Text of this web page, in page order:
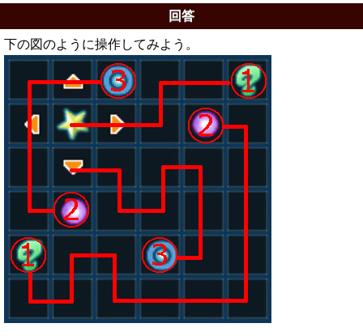
回答
下の図のように操作してみよう。